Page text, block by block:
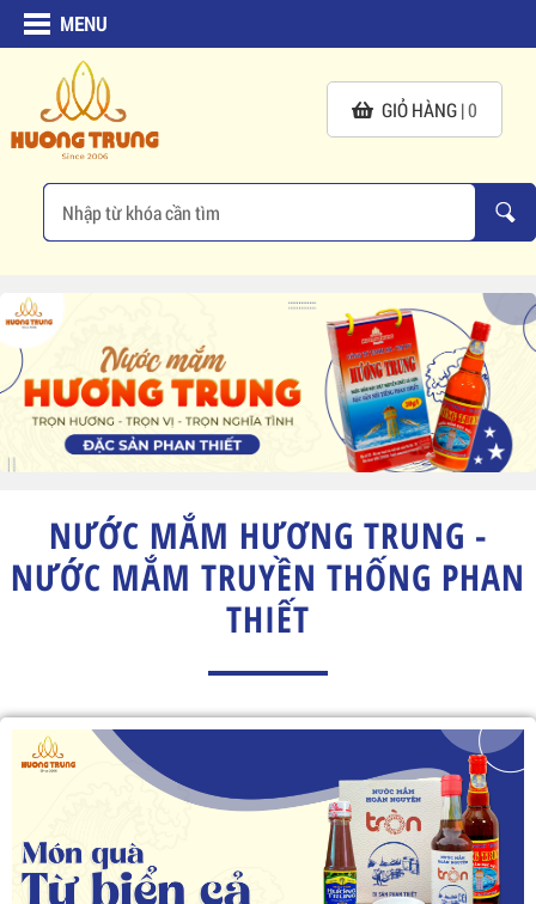
MENU
GIỎ HÀNG |0
NƯỚC MẮM HƯƠNG TRUNG -
NƯỚC MẮM TRUYỀN THỐNG PHAN
THIẾT